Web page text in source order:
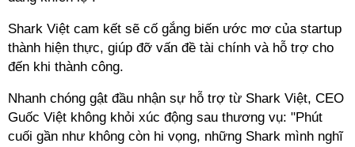
Shark Việt cam kết sẽ cố gắng biến ước mơ của startup
thành hiện thực, giúp đỡ vấn đề tài chính và hỗ trợ cho
đến khi thành công.
Nhanh chóng gật đầu nhận sự hỗ trợ từ Shark Việt, CEO
Guốc Việt không khỏi xúc động sau thương vụ: "Phút
cuối gần như không còn hi vọng, những Shark mình nghĩ